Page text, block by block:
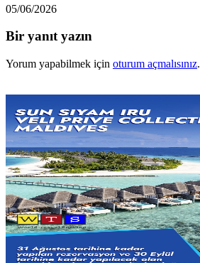
05/06/2026
Bir yanıt yazın
Yorum yapabilmek için oturum açmalısınız.